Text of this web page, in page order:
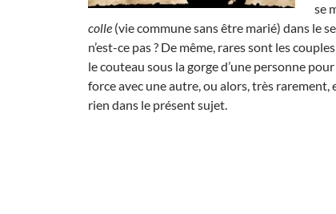
se
colle (vie commune sans être marié) dans le
n’est-ce pas ? De même, rares sont les couples
le couteau sous la gorge d’une personne pour
force avec une autre, ou alors, très rarement,
rien dans le présent sujet.